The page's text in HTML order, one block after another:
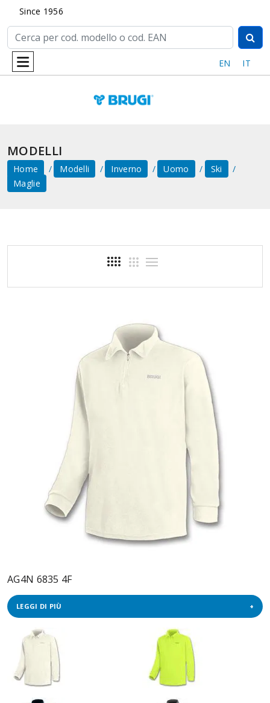
Since 1956
EN IT
MODELLI
Home Modelli Inverno Uomo
Ski
Maglie
AG4N 6835 4F
LEGGI DI PIÙ